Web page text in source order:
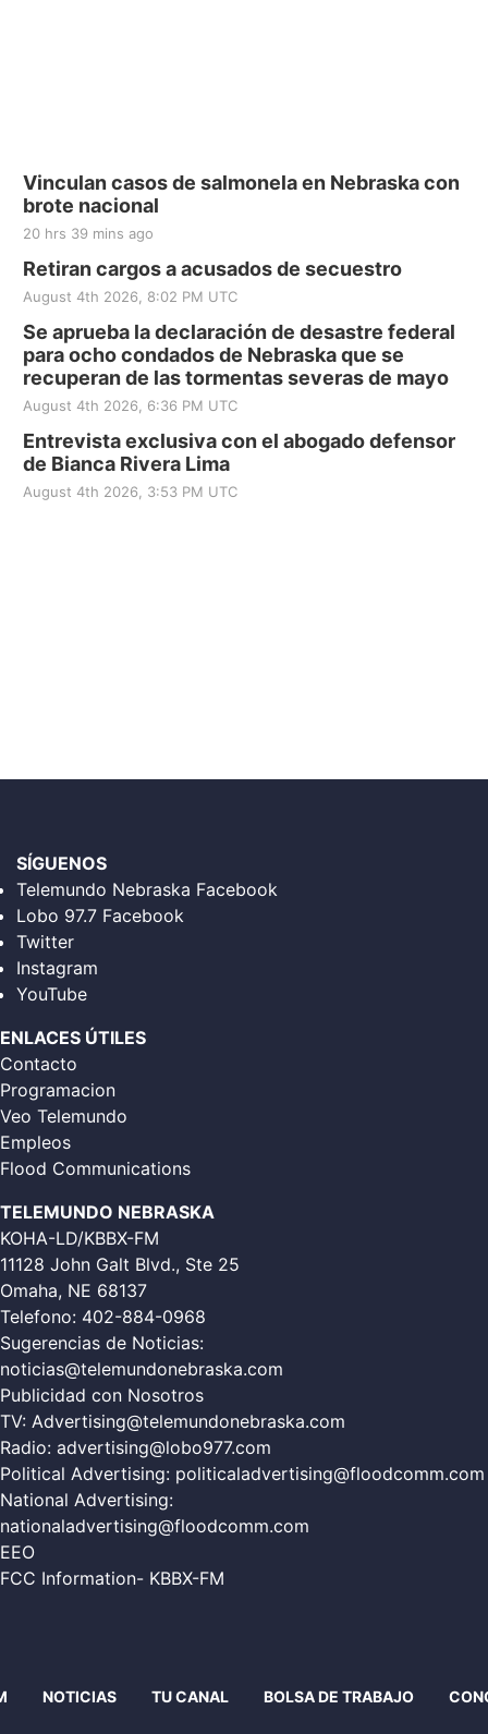
Vinculan casos de salmonela en Nebraska con
brote nacional
20 hrs 39 mins ago
Retiran cargos a acusados de secuestro
August 4th 2026, 8:02 PM UTC
Se aprueba la declaración de desastre federal
para ocho condados de Nebraska que se
recuperan de las tormentas severas de mayo
August 4th 2026, 6:36 PM UTC
Entrevista exclusiva con el abogado defensor
de Bianca Rivera Lima
August 4th 2026, 3:53 PM UTC
SÍGUENOS
Telemundo Nebraska Facebook
Lobo 97.7 Facebook
Twitter
Instagram
YouTube
ENLACES ÚTILES
Contacto
Programacion
Veo Telemundo
Empleos
Flood Communications
TELEMUNDO NEBRASKA
KOHA-LD/KBBX-FM
11128 John Galt Blvd., Ste 25
Omaha, NE 68137
Telefono: 402-884-0968
Sugerencias de Noticias:
noticias@telemundonebraska.com
Publicidad con Nosotros
TV: Advertising@telemundonebraska.com
Radio: advertising@lobo977.com
Political Advertising: politicaladvertising@floodcomm.com
National Advertising:
nationaladvertising@floodcomm.com
EEO
FCC Information- KBBX-FM
NOTICIAS TU CANAL BOLSA DE TRABAJO